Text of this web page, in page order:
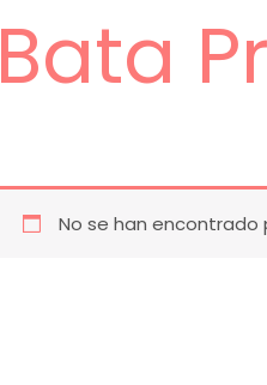
Bata
No se han